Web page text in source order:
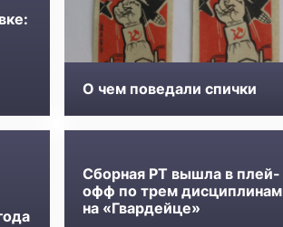
О чем поведали спички
Сборная РТ вышла в плей-
офф по трем дисциплинам
на «Гвардейце»